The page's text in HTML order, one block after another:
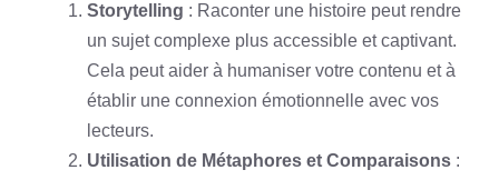
Storytelling : Raconter une histoire peut rendre
un sujet complexe plus accessible et captivant.
Cela peut aider à humaniser votre contenu et à
établir une connexion émotionnelle avec vos
lecteurs.
Utilisation de Métaphores et Comparaisons :